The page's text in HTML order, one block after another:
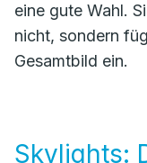
eine gute Wahl.
nicht, sondern
Gesamtbild ein.
Skylights: